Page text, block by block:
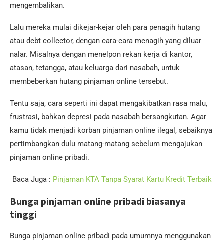
mengembalikan.
Lalu mereka mulai dikejar-kejar oleh para penagih hutang
atau debt collector, dengan cara-cara menagih yang diluar
nalar. Misalnya dengan menelpon rekan kerja di kantor,
atasan, tetangga, atau keluarga dari nasabah, untuk
membeberkan hutang pinjaman online tersebut.
Tentu saja, cara seperti ini dapat mengakibatkan rasa malu,
frustrasi, bahkan depresi pada nasabah bersangkutan. Agar
kamu tidak menjadi korban pinjaman online ilegal, sebaiknya
pertimbangkan dulu matang-matang sebelum mengajukan
pinjaman online pribadi.
Baca Juga : Pinjaman KTA Tanpa Syarat Kartu Kredit Terbaik
Bunga pinjaman online pribadi biasanya
tinggi
Bunga pinjaman online pribadi pada umumnya menggunakan